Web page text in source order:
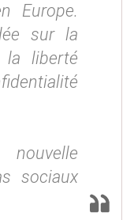
Europe.
sur la
la liberté
sociaux